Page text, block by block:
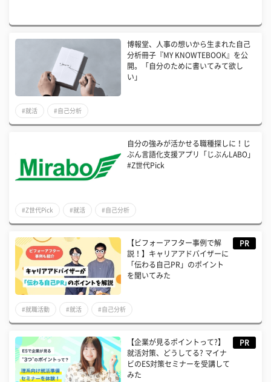
博報堂、人事の想いから生まれた自己
分析冊子『MY KNOWTEBOOK』を公
開。「自分のために書いてみて欲し
い」
#就活 #自己分析
自分の強みが活かせる職種探しに！じ
ぶん言語化支援アプリ「じぶんLABO」
#Z世代Pick
#Z世代Pick #就活 #自己分析
【ビフォーアフター事例で解
説！】キャリアアドバイザーに
「伝わる自己PR」のポイント
を聞いてみた
PR
#就職活動 #就活 #自己分析
【企業が見るポイントって?】
就活対策、どうしてる? マイナ
ビのES対策セミナーを受講して
みた
PR